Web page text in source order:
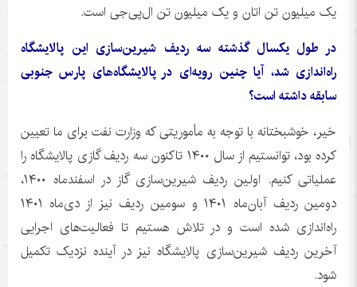
یک میلیون تن اتان و یک میلیون تن ال‌پی‌جی است.
در طول یکسال گذشته سه ردیف شیرین‌سازی این پالایشگاه
راه‌اندازی شد، آیا چنین رویه‌ای در پالایشگاه‌های پارس جنوبی
سابقه داشته است؟
خیر، خوشبختانه با توجه به مأموریتی که وزارت نفت برای ما تعیین
کرده بود، توانستیم از سال ۱۴۰۰ تاکنون سه ردیف گازی پالایشگاه را
عملیاتی کنیم. اولین ردیف شیرین‌سازی گاز در اسفندماه ۱۴۰۰،
دومین ردیف آبان‌ماه ۱۴۰۱ و سومین ردیف نیز از دی‌ماه ۱۴۰۱
راه‌اندازی شده است و در تلاش هستیم تا فعالیت‌های اجرایی
آخرین ردیف شیرین‌سازی پالایشگاه نیز در آینده نزدیک تکمیل
شود.